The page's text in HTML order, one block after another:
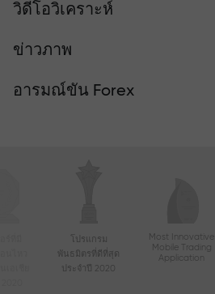
วิดีโอวิเคราะห์
ข่าวภาพ
อารมณ์ขัน Forex
โปรแกรม
พันธมิตรที่ดีที่สุด
ประจำปี 2020
Most Innovative
Mobile Trading
Application